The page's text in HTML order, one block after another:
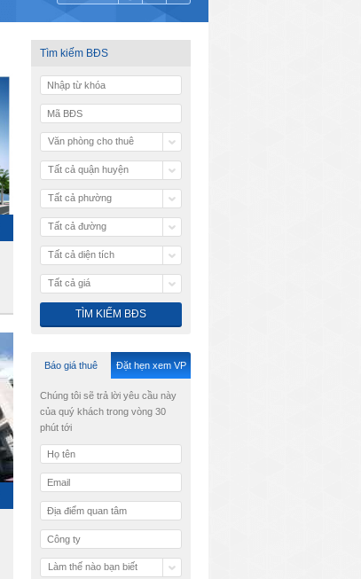
Tìm kiếm BĐS
Văn phòng cho thuê
Tất cả quận huyện
Tất cả phường
Tất cả đường
Tất cả diện tích
Tất cả giá
Báo giá thuê Đặt hẹn xem VP
Chúng tôi sẽ trả lời yêu cầu này
của quý khách trong vòng 30
phút tới
Làm thế nào bạn biết